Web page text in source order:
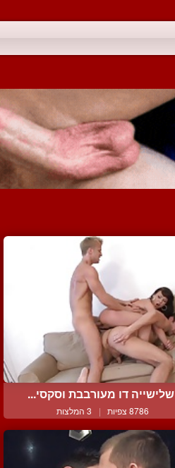
שלישייה דו מעורבבת וסקסי...
8786 צפיות | 3 המלצות